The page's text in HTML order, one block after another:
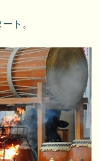
ト。